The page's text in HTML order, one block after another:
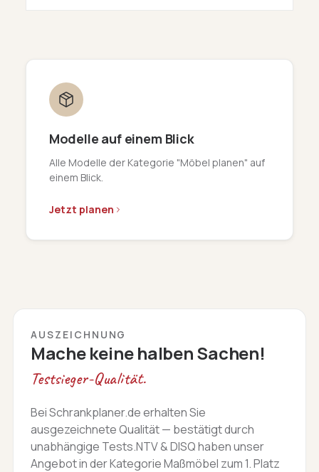
Modelle auf einem Blick
Alle Modelle der Kategorie "Möbel planen" auf
einem Blick.
Jetzt planen
AUSZEICHNUNG
Mache keine halben Sachen!
Testsieger-Qualität.
Bei Schrankplaner.de erhalten Sie
ausgezeichnete Qualität — bestätigt durch
unabhängige Tests.NTV & DISQ haben unser
Angebot in der Kategorie Maßmöbel zum 1. Platz